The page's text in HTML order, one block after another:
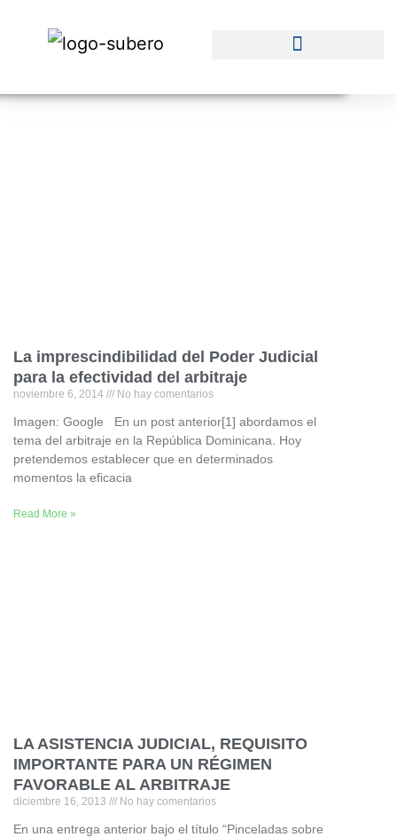
La imprescindibilidad del Poder Judicial
para la efectividad del arbitraje
noviembre 6, 2014 No hay comentarios
Imagen: Google En un post anterior[1] abordamos el
tema del arbitraje en la República Dominicana. Hoy
pretendemos establecer que en determinados
momentos la eficacia
Read More »
LA ASISTENCIA JUDICIAL, REQUISITO
IMPORTANTE PARA UN RÉGIMEN
FAVORABLE AL ARBITRAJE
diciembre 16, 2013 No hay comentarios
En una entrega anterior bajo el título “Pinceladas sobre